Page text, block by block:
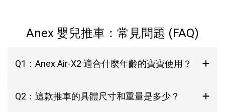
Anex 嬰兒推車：常見問題 (FAQ)
Q1：Anex Air-X2 適合什麼年齡的寶寶使用？
Q2：這款推車的具體尺寸和重量是多少？